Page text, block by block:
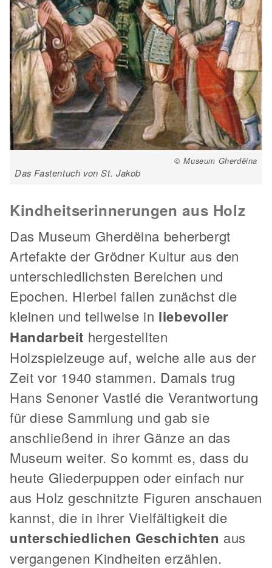
© Museum Gherdëina
Das Fastentuch von St. Jakob
Kindheitserinnerungen aus Holz
Das Museum Gherdëina beherbergt
Artefakte der Grödner Kultur aus den
unterschiedlichsten Bereichen und
Epochen. Hierbei fallen zunächst die
kleinen und teilweise in liebevoller
Handarbeit hergestellten
Holzspielzeuge auf, welche alle aus der
Zeit vor 1940 stammen. Damals trug
Hans Senoner Vastlé die Verantwortung
für diese Sammlung und gab sie
anschließend in ihrer Gänze an das
Museum weiter. So kommt es, dass du
heute Gliederpuppen oder einfach nur
aus Holz geschnitzte Figuren anschauen
kannst, die in ihrer Vielfältigkeit die
unterschiedlichen Geschichten aus
vergangenen Kindheiten erzählen.